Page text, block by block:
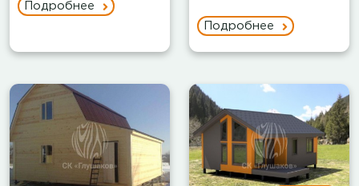
Подробнее
Подробнее